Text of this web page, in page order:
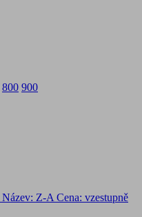
800 900
Název: Z-A Cena: vzestupně